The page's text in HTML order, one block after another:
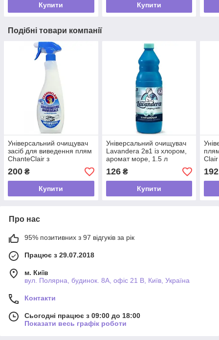
Купити Купити
Подібні товари компанії
Універсальний очищувач
засіб для виведення плям
ChanteClair з
бікарбонатом, 600 мл
200 ₴
Купити
Універсальний очищувач
Lavandera 2в1 із хлором,
аромат море, 1.5 л
126₴
Купити
600
192
Про нас
95% позитивних з 97 відгуків за рік
Працює з 29.07.2018
м. Київ
вул. Полярна, будинок. 8А, офіс 21 В, Київ, Україна
Контакти
Сьогодні працює з 09:00 до 18:00
Показати весь графік роботи